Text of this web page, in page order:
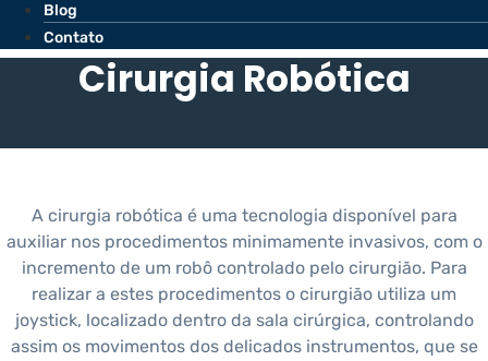
Blog
Contato
Cirurgia Robótica
A cirurgia robótica é uma tecnologia disponível para
auxiliar nos procedimentos minimamente invasivos, com o
incremento de um robô controlado pelo cirurgião. Para
realizar a estes procedimentos o cirurgião utiliza um
joystick, localizado dentro da sala cirúrgica, controlando
assim os movimentos dos delicados instrumentos, que se